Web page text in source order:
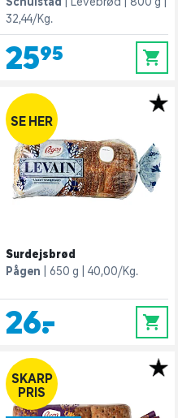
32,44/Kg.
25,95 0
SE HER
Surdejsbrød
Pågen
650 g 40,00/Kg.
26,- 0
SKARP
PRIS